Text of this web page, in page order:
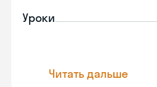
Уроки
Читать дальше